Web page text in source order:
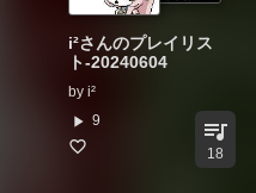
i²さんのプレイリス
ト-20240604
by i²
play_arrow 9 queue_music
18